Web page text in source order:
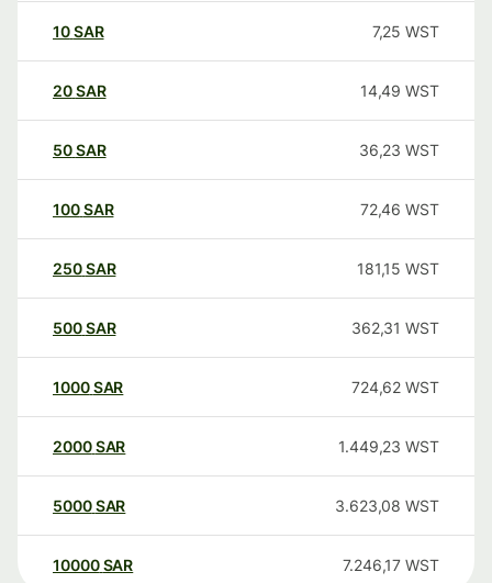
10SAR 7,25 WST
20SAR 14,49 WST
50SAR 36,23 WST
100SAR 72,46 WST
250SAR 181,15 WST
500SAR 362,31 WST
1000SAR 724,62 WST
2000SAR 1.449,23 WST
5000SAR 3.623,08 WST
10000 SAR 7.246,17 WST